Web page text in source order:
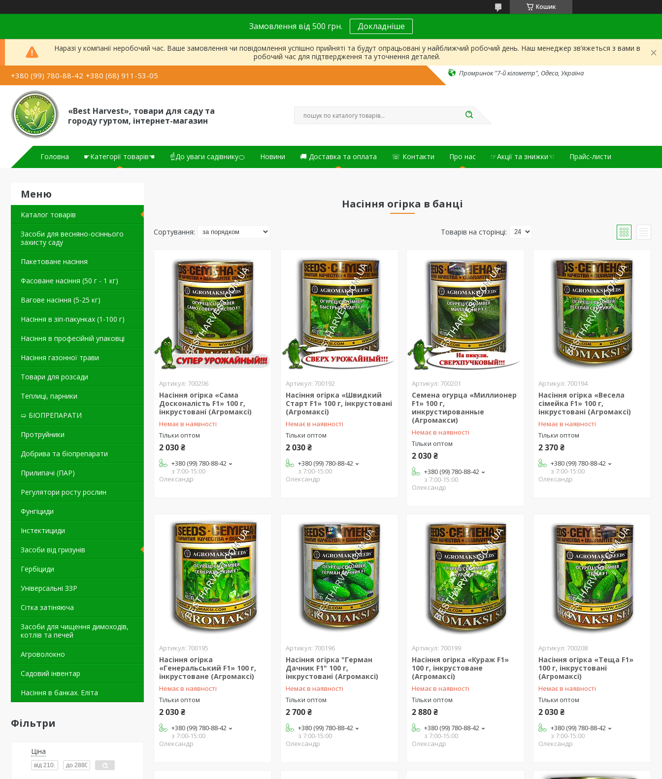
Кошик
Замовлення від 500 грн. Докладніше
Наразі у компанії неробочий час. Ваше замовлення чи повідомлення успішно прийняті та будут опрацьовані у найближчий робочий день. Наш менеджер зв’яжеться з вами в
робочий час для підтвердження та уточнення деталей.
+380 (99) 780-88-42 +380 (68) 911-53-05 Промринок "7-й кілометр", Одеса, Україна
«Best Harvest», товари для саду та
городу гуртом, інтернет-магазин
Головна ☛Категорії товарів☚ ☝До уваги садівнику🍊 Новини 🚚 Доставка та оплата ☏ Контакти Про нас ☞Акції та знижки☜ Прайс-листи
Каталог товарів
Засоби для весняно-осіннього
захисту саду
Пакетоване насіння
Фасоване насіння (50 г - 1 кг)
Вагове насіння (5-25 кг)
Насіння в зіп-пакунках (1-100 г)
Насіння в професійній упаковці
Насіння газонної трави
Товари для розсади
Теплиці, парники
➯ БІОПРЕПАРАТИ
Протруйники
Добрива та біопрепарати
Прилипачі (ПАР)
Регулятори росту рослин
Фунгіциди
Інстектициди
Засоби від гризунів
Гербіциди
Універсальні ЗЗР
Сітка затіняюча
Засоби для чищення димоходів,
котлів та печей
Агроволокно
Садовий інвентар
Насіння в банках. Еліта
Фільтри
Ціна
Насіння огірка в банці
700206
Насіння огірка «Сама
Досконалість F1» 100 г,
інкрустовані (Агромаксі)
Немає в наявності
Тільки оптом
2 030 ₴
+380 (99) 780-88-42
з 7:00-15:00
Олександр
700192
Насіння огірка «Швидкий
Старт F1» 100 г, інкрустовані
(Агромаксі)
Немає в наявності
Тільки оптом
2 030 ₴
+380 (99) 780-88-42
з 7:00-15:00
Олександр
700201
Семена огурца «Миллионер
F1» 100 г,
инкрустированные
(Агромакси)
Немає в наявності
Тільки оптом
2 030 ₴
+380 (99) 780-88-42
з 7:00-15:00
Олександр
700194
Насіння огірка «Весела
сімейка F1» 100 г,
інкрустовані (Агромаксі)
Немає в наявності
Тільки оптом
2 370 ₴
+380 (99) 780-88-42
з 7:00-15:00
Олександр
700195
Насіння огірка
«Генеральський F1» 100 г,
інкрустоване (Агромаксі)
Немає в наявності
Тільки оптом
2 030 ₴
+380 (99) 780-88-42
з 7:00-15:00
Олександр
700196
Насіння огірка "Герман
Дачник F1" 100 г,
інкрустовані (Агромаксі)
Немає в наявності
Тільки оптом
2 700 ₴
+380 (99) 780-88-42
з 7:00-15:00
Олександр
700199
Насіння огірка «Кураж F1»
100 г, інкрустоване
(Агромаксі)
Немає в наявності
Тільки оптом
2 880 ₴
+380 (99) 780-88-42
з 7:00-15:00
Олександр
700208
Насіння огірка «Теща F1»
100 г, інкрустовані
(Агромаксі)
Немає в наявності
Тільки оптом
2 030 ₴
+380 (99) 780-88-42
з 7:00-15:00
Олександр